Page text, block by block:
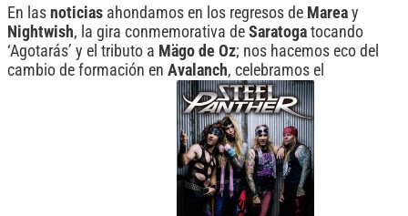
En las noticias ahondamos en los regresos de Marea y
Nightwish, la gira conmemorativa de Saratoga tocando
‘Agotarás’ y el tributo a Mägo de Oz; nos hacemos eco del
cambio de formación en Avalanch, celebramos el